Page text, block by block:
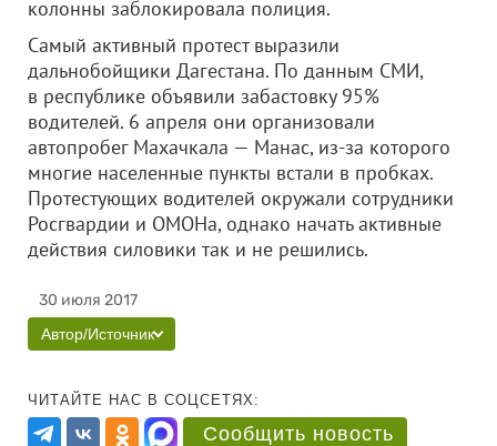
колонны заблокировала полиция.
Самый активный протест выразили
дальнобойщики Дагестана. По данным СМИ,
в республике объявили забастовку 95%
водителей. 6 апреля они организовали
автопробег Махачкала — Манас, из-за которого
многие населенные пункты встали в пробках.
Протестующих водителей окружали сотрудники
Росгвардии и ОМОНа, однако начать активные
действия силовики так и не решились.
30 июля 2017
Автор/Источник
ЧИТАЙТЕ НАС В СОЦСЕТЯХ:
Сообщить новость